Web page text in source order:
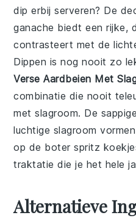
dip erbij serveren? De
ganache biedt een rijke,
contrasteert met de
Dippen is nog nooit zo
Verse Aardbeien Met
combinatie die nooit
met slagroom. De
luchtige slagroom
op de boter spritz
traktatie die je het hele
Alternatieve